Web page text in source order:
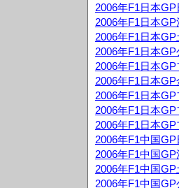
2006年F1日本
2006年F1日本GP
2006年F1日本
2006年F1日本
2006年F1日本
2006年F1日本
2006年F1日本
2006年F1日本
2006年F1日本
2006年F1中国
2006年F1中国GP
2006年F1中国
2006年F1中国